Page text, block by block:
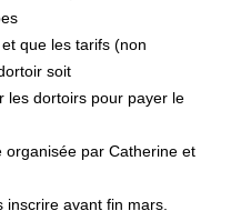
que les tarifs (non
soit
les dortoirs pour payer le
par Catherine et
avant fin mars.